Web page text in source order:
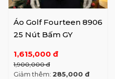
Áo Golf Fourteen 8906
25 Nút Bấm GY
1,615,000 đ
1,900,000 đ
Giảm thêm: 285,000 đ